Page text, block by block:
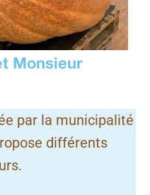
Monsieur
par la municipalité
différents